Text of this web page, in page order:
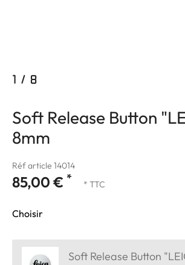
1 / 8
Soft Release Button
8mm
Réf article 14014
85,00 € * * TTC
Choisir
Soft Release Button